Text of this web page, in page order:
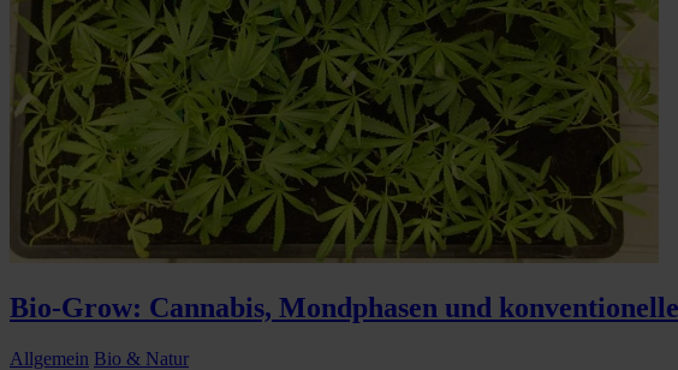
Bio-Grow: Cannabis, Mondphasen und
Allgemein Bio & Natur